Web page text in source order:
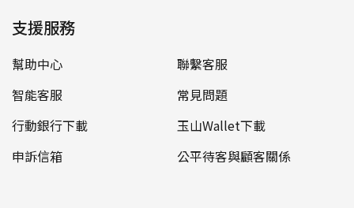
支援服務
幫助中心
聯繫客服
智能客服
常見問題
行動銀行下載
玉山Wallet下載
申訴信箱
公平待客與顧客關係